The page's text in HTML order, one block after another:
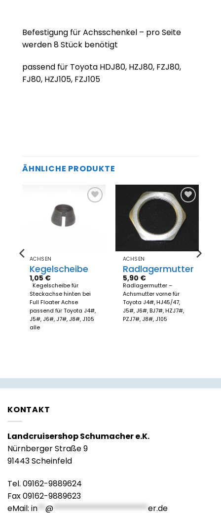
Befestigung für Achsschenkel – pro Seite
werden 8 Stück benötigt
passend für Toyota HDJ80, HZJ80, FZJ80,
FJ80, HZJ105, FZJ105
ÄHNLICHE PRODUKTE
Merkzettel
hinzufügen
ACHSEN
Kegelscheibe
1,05 €
Kegelscheibe für
Steckachse hinten bei
Full Floater Achse
passend für Toyota J4#,
J5#, J6#, J7#, J8#, J105
alle
Zum
Merkzettel
hinzufügen
ACHSEN
Radlagermutter
5,90 €
Radlagermutter –
Achsmutter vorne für
Toyota J4#, HJ45/47,
J5#, J6#, BJ7#, HZJ7#,
PZJ7#, J8#, J105
KONTAKT
Landcruisershop Schumacher e.K.
Nürnberger Straße 9
91443 Scheinfeld
Tel. 09162-9889624
Fax 09162-9889623
eMail: in**@************************er.de